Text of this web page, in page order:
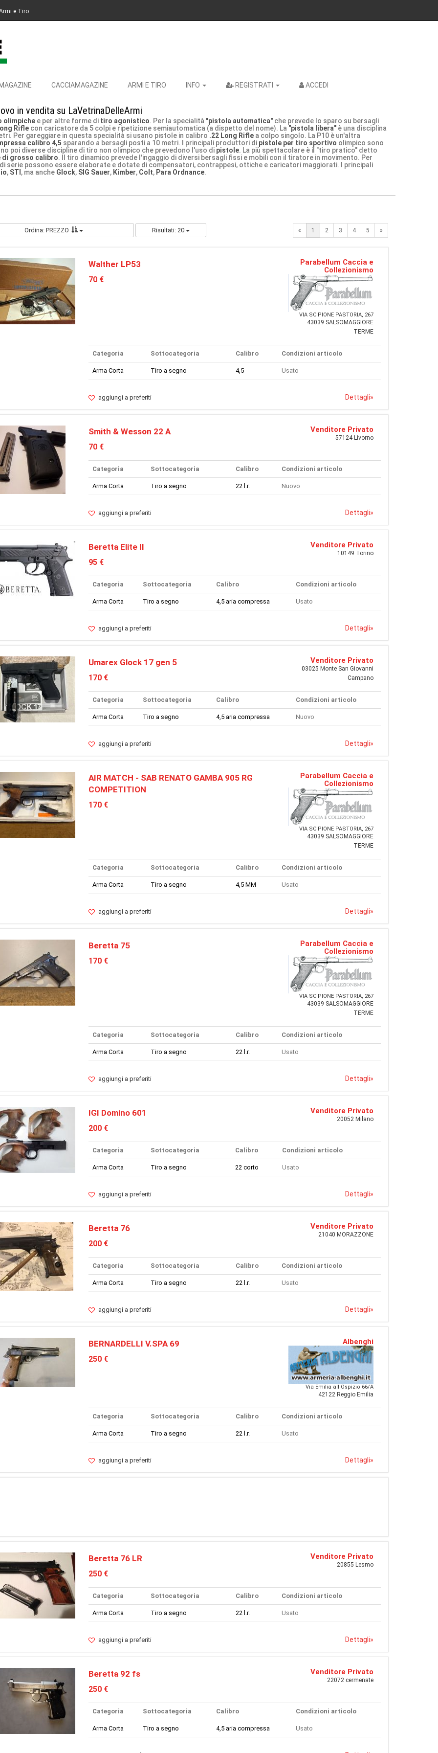
e Tiro
CACCIAMAGAZINE ARMI E TIRO INFO REGISTRATI ACCEDI
in vendita su LaVetrinaDelleArmi
olimpiche e per altre forme di tiro agonistico. Per la specialità "pistola automatica" che prevede lo sparo su bersagli
Rifle con caricatore da 5 colpi e ripetizione semiautomatica (a dispetto del nome). La "pistola libera" è una disciplina
Per gareggiare in questa specialità si usano pistole in calibro .22 Long Rifle a colpo singolo. La P10 è un'altra
calibro 4,5 sparando a bersagli posti a 10 metri. I principali produttori di pistole per tiro sportivo olimpico sono
poi diverse discipline di tiro non olimpico che prevedono l'uso di pistole. La più spettacolare è il "tiro pratico" detto
di grosso calibro. Il tiro dinamico prevede l'ingaggio di diversi bersagli fissi e mobili con il tiratore in movimento. Per
serie possono essere elaborate e dotate di compensatori, contrappesi, ottiche e caricatori maggiorati. I principali
, STI , ma anche Glock, SIG Sauer, Kimber, Colt, Para Ordnance.
Ordina: PREZZO Risultati: 20 « 1 2 3 4 5 »
Walther LP53
70 €
Parabellum Caccia e
Collezionismo
VIA SCIPIONE PASTORIA, 267
43039 SALSOMAGGIORE
TERME
Categoria Sottocategoria Calibro Condizioni articolo
Arma Corta Tiro a segno 4,5 Usato
aggiungi a preferiti Dettagli»
Smith & Wesson 22 A
70 €
Venditore Privato
57124 Livorno
Categoria Sottocategoria Calibro Condizioni articolo
Arma Corta Tiro a segno 22 l.r. Nuovo
aggiungi a preferiti Dettagli»
Beretta Elite II
95 €
Venditore Privato
10149 Torino
Categoria Sottocategoria Calibro Condizioni articolo
Arma Corta Tiro a segno 4,5 aria compressa Usato
aggiungi a preferiti Dettagli»
Umarex Glock 17 gen 5
170 €
Venditore Privato
03025 Monte San Giovanni
Campano
Categoria Sottocategoria Calibro Condizioni articolo
Arma Corta Tiro a segno 4,5 aria compressa Nuovo
aggiungi a preferiti Dettagli»
AIR MATCH - SAB RENATO GAMBA 905 RG
COMPETITION
170 €
Parabellum Caccia e
Collezionismo
VIA SCIPIONE PASTORIA, 267
43039 SALSOMAGGIORE
TERME
Categoria Sottocategoria Calibro Condizioni articolo
Arma Corta Tiro a segno 4,5 MM Usato
aggiungi a preferiti Dettagli»
Beretta 75
170 €
Parabellum Caccia e
Collezionismo
VIA SCIPIONE PASTORIA, 267
43039 SALSOMAGGIORE
TERME
Categoria Sottocategoria Calibro Condizioni articolo
Arma Corta Tiro a segno 22 l.r. Usato
aggiungi a preferiti Dettagli»
IGI Domino 601
200 €
Venditore Privato
20052 Milano
Categoria Sottocategoria Calibro Condizioni articolo
Arma Corta Tiro a segno 22 corto Usato
aggiungi a preferiti Dettagli»
Beretta 76
200 €
Venditore Privato
21040 MORAZZONE
Categoria Sottocategoria Calibro Condizioni articolo
Arma Corta Tiro a segno 22 l.r. Usato
aggiungi a preferiti Dettagli»
BERNARDELLI V.SPA 69
250 €
Albenghi
Via Emilia all'Ospizio 66/A
42122 Reggio Emilia
Categoria Sottocategoria Calibro Condizioni articolo
Arma Corta Tiro a segno 22 l.r. Usato
aggiungi a preferiti Dettagli»
Beretta 76 LR
250 €
Venditore Privato
20855 Lesmo
Categoria Sottocategoria Calibro Condizioni articolo
Arma Corta Tiro a segno 22 l.r. Usato
aggiungi a preferiti Dettagli»
Beretta 92 fs
250 €
Venditore Privato
22072 cermenate
Categoria Sottocategoria Calibro Condizioni articolo
Arma Corta Tiro a segno 4,5 aria compressa Usato